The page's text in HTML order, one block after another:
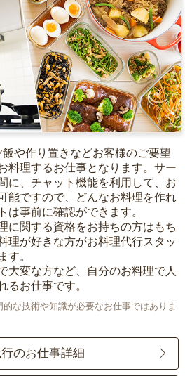
や作り置きなどお客様のご要望
料理するお仕事となります。サー
に、チャット機能を利用して、お
能ですので、どんなお料理を作れ
は事前に確認ができます。
に関する資格をお持ちの方はもち
理が好きな方がお料理代行スタッ
す。
大変な方など、自分のお料理で人
るお仕事です。
な技術や知識が必要なお仕事ではありま
のお仕事詳細